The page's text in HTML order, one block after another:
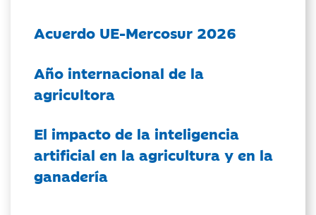
Acuerdo UE-Mercosur 2026
Año internacional de la
agricultora
El impacto de la inteligencia
artificial en la agricultura y en la
ganadería